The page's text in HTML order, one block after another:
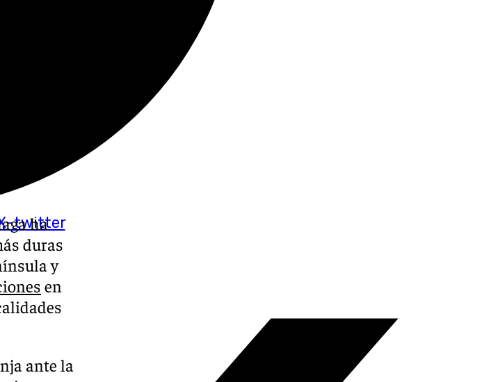
twitter
ha
duras
y
en
ante la